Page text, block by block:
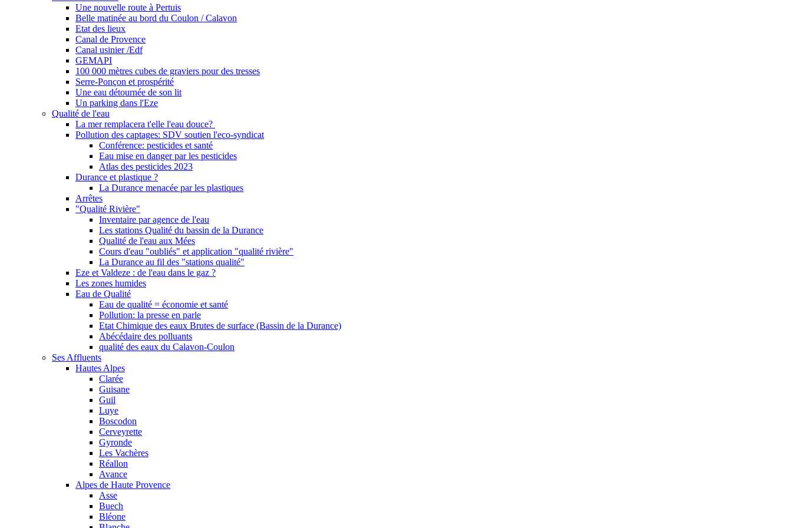
Une nouvelle route à Pertuis
Belle matinée au bord du Coulon / Calavon
Etat des lieux
Canal de Provence
Canal usinier /Edf
GEMAPI
100 000 mètres cubes de graviers pour des tresses
Serre-Ponçon et prospérité
Une eau détournée de son lit
Un parking dans l'Eze
Qualité de l'eau
La mer remplacera t'elle l'eau douce?
Pollution des captages: SDV soutien l'eco-syndicat
Conférence: pesticides et santé
Eau mise en danger par les pesticides
Atlas des pesticides 2023
Durance et plastique ?
La Durance menacée par les plastiques
Arrêtes
"Qualité Rivière"
Inventaire par agence de l'eau
Les stations Qualité du bassin de la Durance
Qualité de l'eau aux Mées
Cours d'eau "oubliés" et application "qualité rivière"
La Durance au fil des "stations qualité"
Eze et Valdeze : de l'eau dans le gaz ?
Les zones humides
Eau de Qualité
Eau de qualité = économie et santé
Pollution: la presse en parle
Etat Chimique des eaux Brutes de surface (Bassin de la Durance)
Abécédaire des polluants
qualité des eaux du Calavon-Coulon
Ses Affluents
Hautes Alpes
Clarée
Guisane
Guil
Luye
Boscodon
Cerveyrette
Gyronde
Les Vachères
Réallon
Avance
Alpes de Haute Provence
Asse
Buech
Bléone